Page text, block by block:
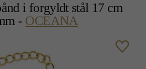
i forgyldt stål 17 cm
- OCEANA